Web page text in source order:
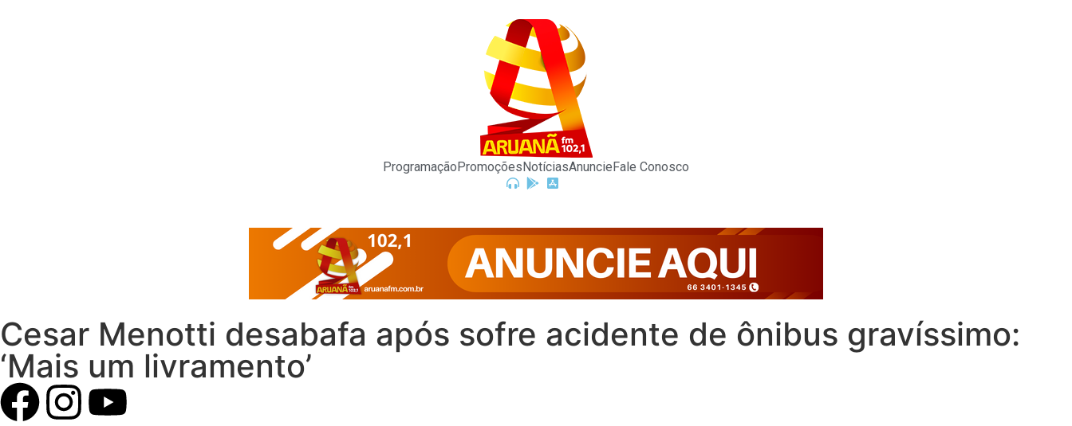
ProgramaçãoPromoçõesNotíciasAnuncieFale Conosco
Cesar Menotti desabafa após sofre acidente de ônibus gravíssimo:
‘Mais um livramento’